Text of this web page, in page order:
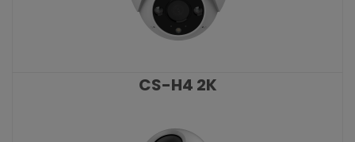
CS-H4 2K